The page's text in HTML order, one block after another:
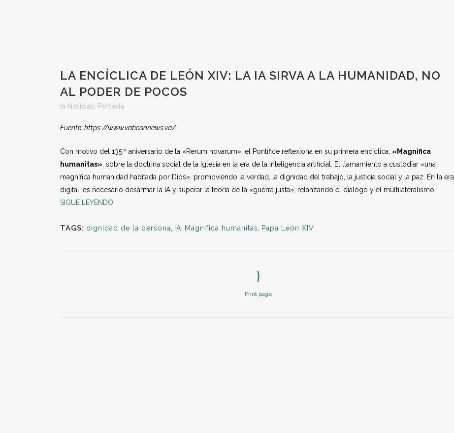
LA ENCÍCLICA DE LEÓN XIV: LA IA SIRVA A LA HUMANIDAD, NO
AL PODER DE POCOS
in Noticias Portada
Fuente: https://www.vaticannews.va/
Con motivo del 135.º aniversario de la «Rerum novarum», el Pontífice reflexiona en su primera encíclica, «Magnifica
humanitas» , sobre la doctrina social de la Iglesia en la era de la inteligencia artificial. El llamamiento a custodiar «una
magnífica humanidad habitada por Dios», promoviendo la verdad, la dignidad del trabajo, la justicia social y la paz. En la era
digital, es necesario desarmar la IA y superar la teoría de la «guerra justa», relanzando el diálogo y el multilateralismo.
SIGUE LEYENDO
TAGS: dignidad de la persona IA Magnifica humanitas Papa León XIV
Print page